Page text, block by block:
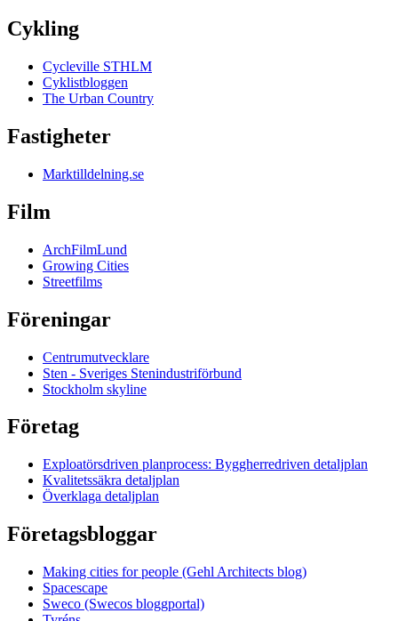
Cykling
Cycleville STHLM
Cyklistbloggen
The Urban Country
Fastigheter
Marktilldelning.se
Film
ArchFilmLund
Growing Cities
Streetfilms
Föreningar
Centrumutvecklare
Sten - Sveriges Stenindustriförbund
Stockholm skyline
Företag
Exploatörsdriven planprocess: Byggherredriven detaljplan
Kvalitetssäkra detaljplan
Överklaga detaljplan
Företagsbloggar
Making cities for people (Gehl Architects blog)
Spacescape
Sweco (Swecos bloggportal)